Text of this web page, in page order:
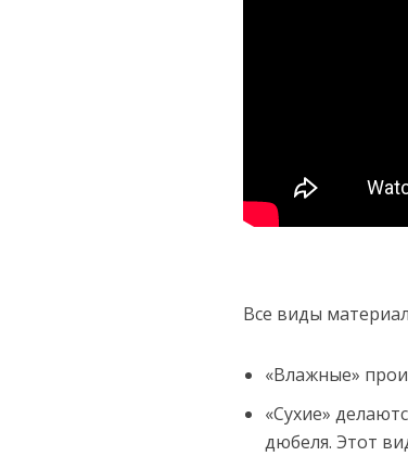
Все виды
«Влажные»
«Сухие»
дюбеля. Этот